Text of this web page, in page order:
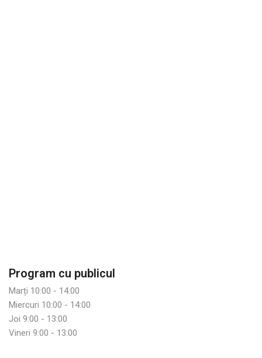
Program cu publicul
Marți 10:00 - 14:00
Miercuri 10:00 - 14:00
Joi 9:00 - 13:00
Vineri 9:00 - 13:00